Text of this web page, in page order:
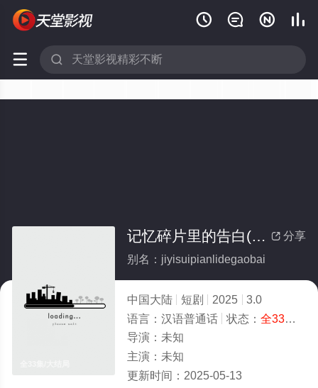
   
 
 分享
记忆碎片里的告白(全集)
别名：jiyisuipianlidegaobai
中国大陆 短剧 2025
3.0
语言： 汉语普通话 状态： 全33集
导演： 未知
主演： 未知
更新时间： 2025-05-13